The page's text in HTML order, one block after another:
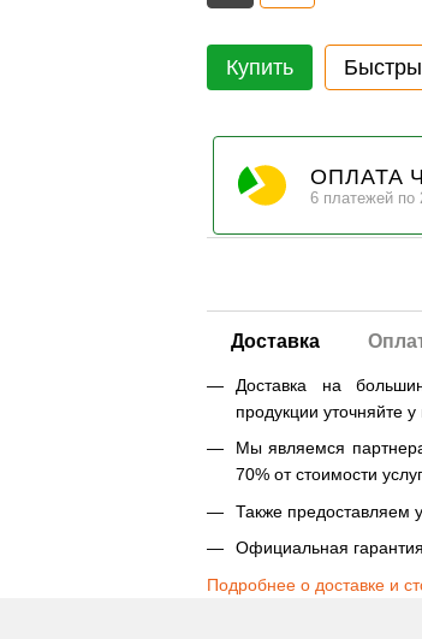
Купить
ОПЛАТА
6 платежей по
Доставка
Доставка на
продукции уточняйте
Мы являемся
70% от стоимости
Также предоставляем
Официальная гарантия
Подробнее о доставке и